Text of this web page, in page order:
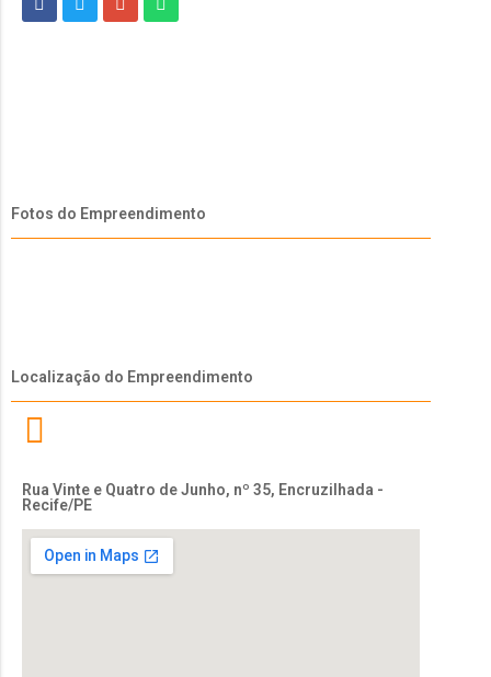
Fotos do Empreendimento
Localização do Empreendimento
Rua Vinte e Quatro de Junho, nº 35, Encruzilhada -
Recife/PE